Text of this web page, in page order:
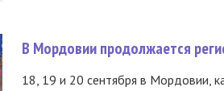
В Мордовии продолжается
18, 19 и 20 сентября в Мордовии,